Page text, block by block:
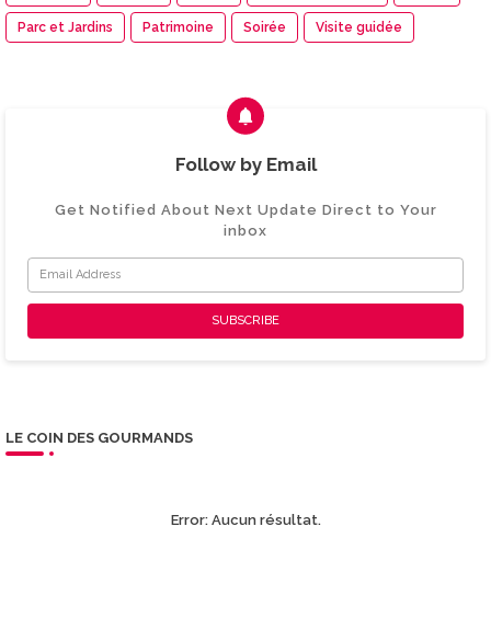
Parc et Jardins Patrimoine Soirée Visite guidée
Follow by Email
Get Notified About Next Update Direct to Your
inbox
LE COIN DES GOURMANDS
Error:Aucun résultat.